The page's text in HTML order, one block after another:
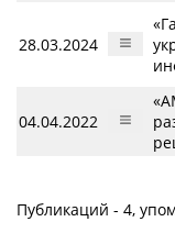
28.03.2024
04.04.2022
Публикаций - 4,